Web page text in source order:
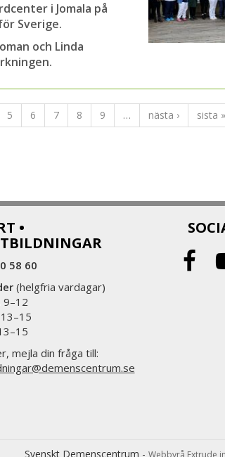
i Jomala på
Sverige.
och Linda
5 6 7 8 9 … nästa › sista »
•
58 60
(helgfria vardagar)
9–12
mejla din fråga till:
Svenskt Demenscentrum - Webbyrå Extrude